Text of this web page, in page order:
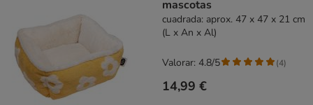
mascotas
cuadrada: aprox. 47 x 47 x 21 cm
(L x An x Al)
14,99 €
Valorar: 4.8/5 (4)